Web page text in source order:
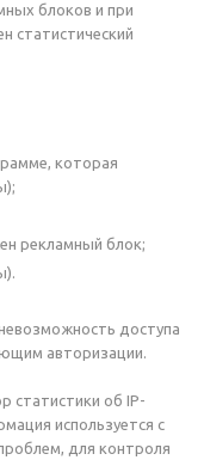
блоков и при
статистический
которая
рекламный блок;
доступа
авторизации.
статистики об IP-
используется с
для контроля